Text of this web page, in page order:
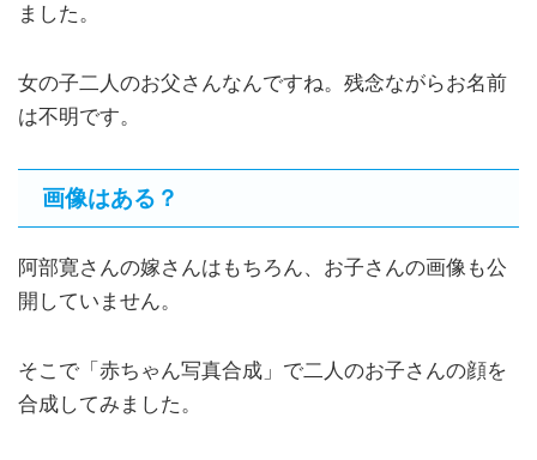
ました。
女の子二人のお父さんなんですね。残念ながらお名前
は不明です。
画像はある？
阿部寛さんの嫁さんはもちろん、お子さんの画像も公
開していません。
そこで「赤ちゃん写真合成」で二人のお子さんの顔を
合成してみました。